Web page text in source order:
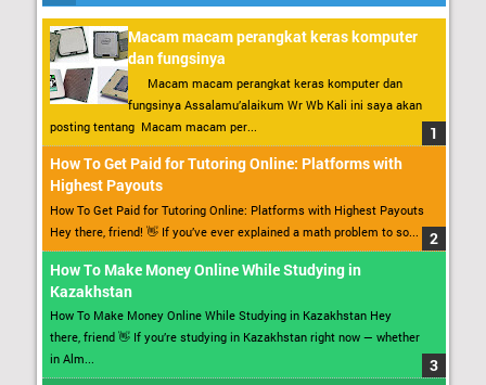
Macam macam perangkat keras komputer
dan fungsinya
Macam macam perangkat keras komputer dan
fungsinya Assalamu’alaikum Wr Wb Kali ini saya akan
posting tentang Macam macam per...
How To Get Paid for Tutoring Online: Platforms with
Highest Payouts
How To Get Paid for Tutoring Online: Platforms with Highest Payouts
Hey there, friend! 👋 If you’ve ever explained a math problem to so...
How To Make Money Online While Studying in
Kazakhstan
How To Make Money Online While Studying in Kazakhstan Hey
there, friend 👋 If you’re studying in Kazakhstan right now — whether
in Alm...